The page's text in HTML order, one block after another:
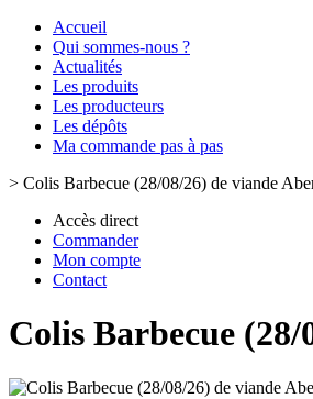
Accueil
Qui sommes-nous ?
Actualités
Les produits
Les producteurs
Les dépôts
Ma commande pas à pas
> Colis Barbecue (28/08/26) de viande
Accès direct
Commander
Mon compte
Contact
Colis Barbecue